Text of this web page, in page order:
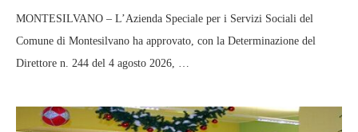
MONTESILVANO – L’Azienda Speciale per i Servizi Sociali del
Comune di Montesilvano ha approvato, con la Determinazione del
Direttore n. 244 del 4 agosto 2026, …